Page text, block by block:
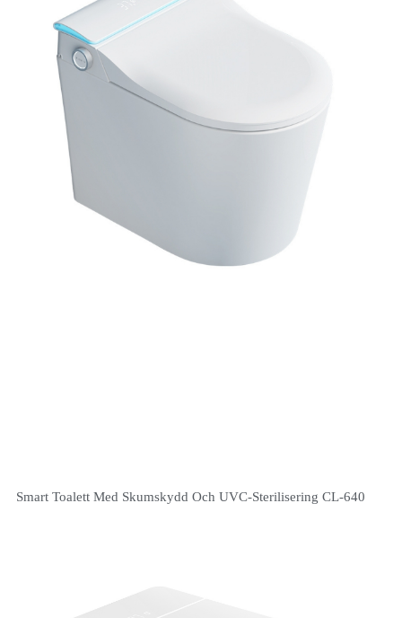
Smart Toalett Med Skumskydd Och UVC-Sterilisering CL-640